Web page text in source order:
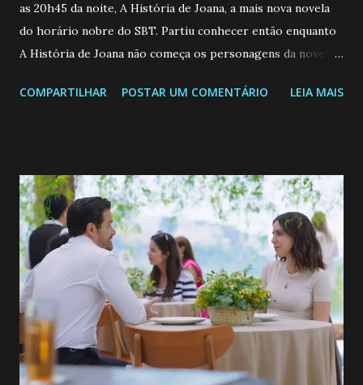
as 20h45 da noite, A História de Joana, a mais nova novela
do horário nobre do SBT. Partiu conhecer então enquanto
A História de Joana não começa os personagens da novela?
de 25/05/26 a 31/05/26 JOANA GUADALUPE (Camila
permanecer virgem até encontrar o homem que realmente
ama, o que não é fácil, já que dedica todas as suas energias a
se aprimorar, trabalhando, estudando e se orgulhando de
ser a primeira mulher da família a ingressar na
universidade. Ela tem uma personalidade muito alegre, é
muito madura para a idade, determinada, criativa e
empática. Detesta injustiças e é uma ótima amiga. Pode ser
teimosa e muito persistente quando decide fazer algo.
Durante um exame ginecológico, ela é inseminada por eng...
COMPARTILHAR POSTAR UM COMENTÁRIO LEIA MAIS